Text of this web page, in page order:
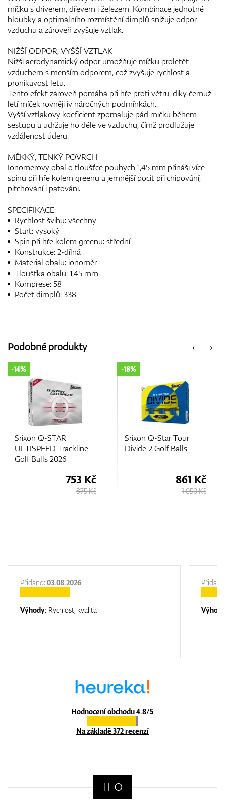
míčku s driverem, dřevem i železem. Kombinace jednotné
hloubky a optimálního rozmístění dimplů snižuje odpor
vzduchu a zároveň zvyšuje vztlak.
NIŽŠÍ ODPOR, VYŠŠÍ VZTLAK
Nižší aerodynamický odpor umožňuje míčku proletět
vzduchem s menším odporem, což zvyšuje rychlost a
pronikavost letu.
Tento efekt zároveň pomáhá při hře proti větru, díky čemuž
letí míček rovněji iv náročných podmínkách.
Vyšší vztlakový koeficient zpomaluje pád míčku během
sestupu a udržuje ho déle ve vzduchu, čímž prodlužuje
vzdálenost úderu.
MĚKKÝ, TENKÝ POVRCH
Ionomerový obal o tloušťce pouhých 1,45 mm přináší více
spinu při hře kolem greenu a jemnější pocit při chipování,
pitchování i patování.
SPECIFIKACE:
Rychlost švihu: všechny
Start: vysoký
Spin při hře kolem greenu: střední
Konstrukce: 2-dílná
Materiál obalu: ionoměr
Tloušťka obalu: 1,45 mm
Komprese: 58
Počet dimplů: 338
‹
Podobné produkty ›
Srixon Q-Star Tour
Divide 2 Golf Balls
-18%
861 Kč
1.050 Kč
Srixon Q-STAR TOUR
DIVIDE Golf Balls 2026
-14%
903 Kč
1.050 Kč
Hodnocení obchodu 4.8/5
Na základě 372 recenzí
Přidáno: 03.08.2026
Výhody: Rychlost, kvalita